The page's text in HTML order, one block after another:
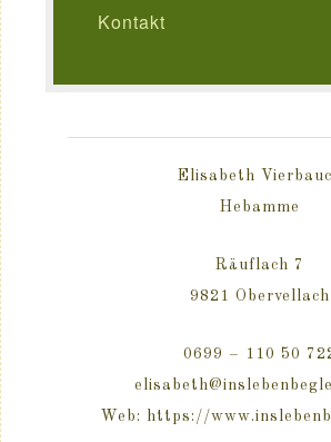
Kontakt
Elisabeth
Hebamme
Räuflach 7
9821 Obervellach
0699 – 110 50
Web: https://